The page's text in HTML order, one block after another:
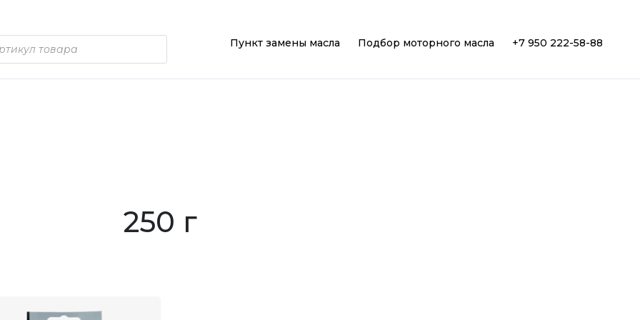
Пункт замены масла Подбор моторного масла +7 950 222-58-88
250 г